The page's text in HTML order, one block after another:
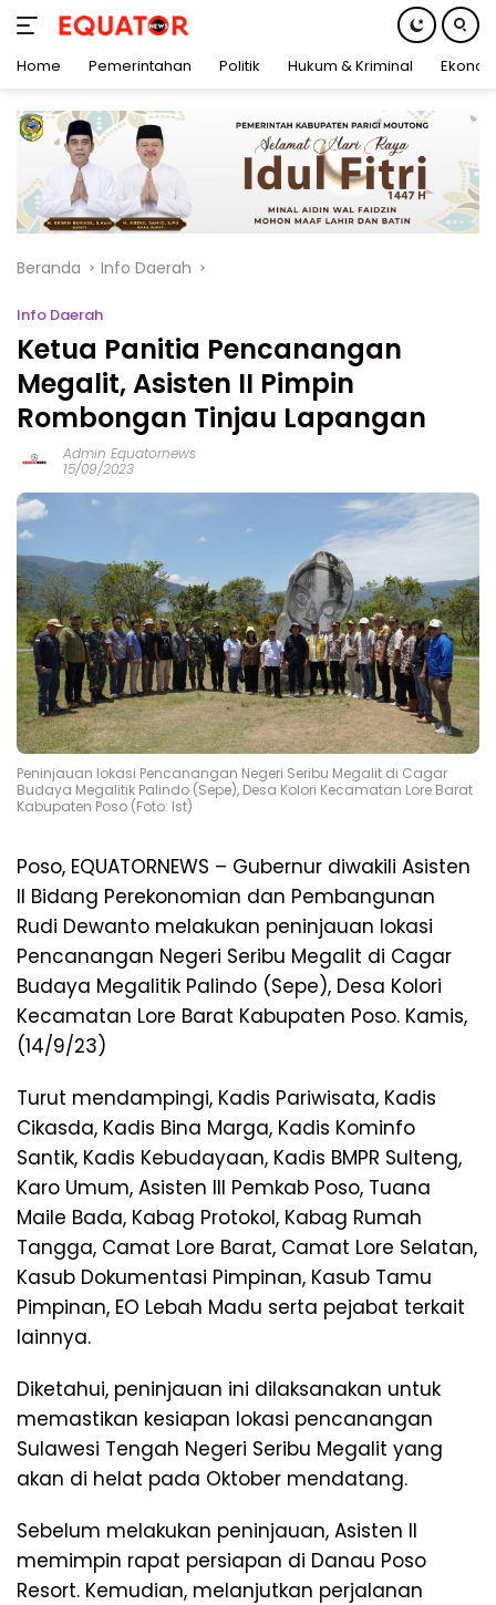
konten
Home Pemerintahan Politik Hukum & Kriminal
Beranda Info Daerah
Info Daerah
Ketua Panitia Pencanangan
Megalit, Asisten II Pimpin
Rombongan Tinjau Lapangan
Admin Equatornews
15/09/2023
Peninjauan lokasi Pencanangan Negeri Seribu Megalit di Cagar
Budaya Megalitik Palindo (Sepe), Desa Kolori Kecamatan Lore Barat
Kabupaten Poso (Foto: Ist)
Poso, EQUATORNEWS – Gubernur diwakili Asisten
II Bidang Perekonomian dan Pembangunan
Rudi Dewanto melakukan peninjauan lokasi
Pencanangan Negeri Seribu Megalit di Cagar
Budaya Megalitik Palindo (Sepe), Desa Kolori
Kecamatan Lore Barat Kabupaten Poso. Kamis,
(14/9/23)
Turut mendampingi, Kadis Pariwisata, Kadis
Cikasda, Kadis Bina Marga, Kadis Kominfo
Santik, Kadis Kebudayaan, Kadis BMPR Sulteng,
Karo Umum, Asisten III Pemkab Poso, Tuana
Maile Bada, Kabag Protokol, Kabag Rumah
Tangga, Camat Lore Barat, Camat Lore Selatan,
Kasub Dokumentasi Pimpinan, Kasub Tamu
Pimpinan, EO Lebah Madu serta pejabat terkait
lainnya.
Diketahui, peninjauan ini dilaksanakan untuk
memastikan kesiapan lokasi pencanangan
Sulawesi Tengah Negeri Seribu Megalit yang
akan di helat pada Oktober mendatang.
Sebelum melakukan peninjauan, Asisten II
memimpin rapat persiapan di Danau Poso
Resort. Kemudian, melanjutkan perjalanan